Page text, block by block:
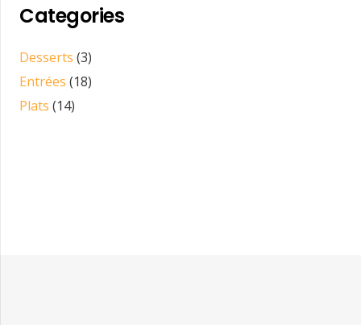
Categories
Desserts (3)
Entrées (18)
Plats (14)